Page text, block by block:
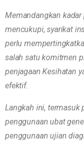
Memandangkan
mencukupi, syarikat
perlu
salah satu komitmen
penjagaan Kesihatan
efektif.
Langkah ini, termasuk
penggunaan ubat
penggunaan ujian